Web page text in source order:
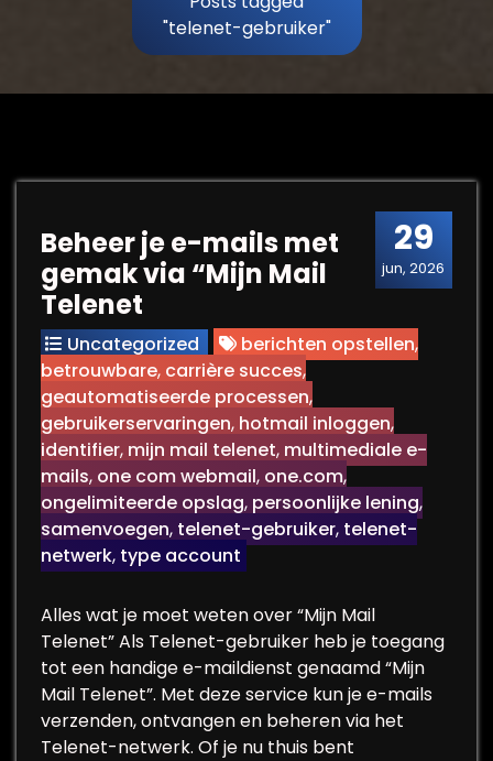
"telenet-gebruiker"
29
jun, 2026
Beheer je e-mails met
gemak via “Mijn Mail
Telenet
Uncategorized berichten opstellen,
betrouwbare, carrière succes,
geautomatiseerde processen,
gebruikerservaringen, hotmail inloggen,
identifier, mijn mail telenet, multimediale e-
mails, one com webmail, one.com,
ongelimiteerde opslag, persoonlijke lening,
samenvoegen, telenet-gebruiker, telenet-
netwerk, type account
Alles wat je moet weten over “Mijn Mail
Telenet” Als Telenet-gebruiker heb je toegang
tot een handige e-maildienst genaamd “Mijn
Mail Telenet”. Met deze service kun je e-mails
verzenden, ontvangen en beheren via het
Telenet-netwerk. Of je nu thuis bent